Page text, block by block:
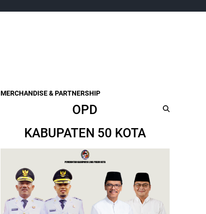
MERCHANDISE & PARTNERSHIP
OPD
KABUPATEN 50 KOTA